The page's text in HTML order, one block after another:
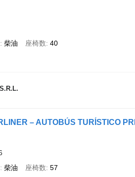
柴油 座椅数 40
– AUTOBÚS TURÍSTICO
柴油 座椅数 57